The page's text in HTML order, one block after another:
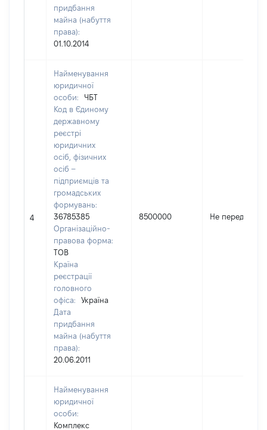
придбання
майна (набуття
права):
01.10.2014
4
Найменування
юридичної
особи:
ЧБТ
Код в Єдиному
державному
реєстрі
юридичних
осіб, фізичних
осіб –
підприємців та
громадських
формувань:
36785385
Організаційно-
правова форма:
ТОВ
Країна
реєстрації
головного
офіса:
Україна
Дата
придбання
майна (набуття
права):
20.06.2011
8500000 Не передано
Найменування
юридичної
особи:
Комплекс